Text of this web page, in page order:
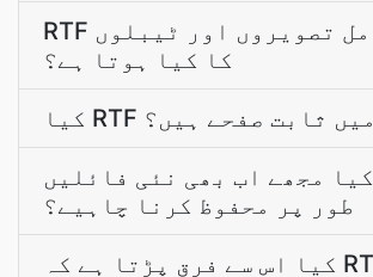
RTF میں شامل تصویروں اور ٹیبلوں
کا کیا ہوتا ہے؟
کیا RTF میں ثابت صفحے ہیں؟
کیا مجھے اب بھی نئی فائلیں RTF کے
طور پر محفوظ کرنا چاہیے؟
کیا اس سے فرق پڑتا ہے کہ RTF تیس